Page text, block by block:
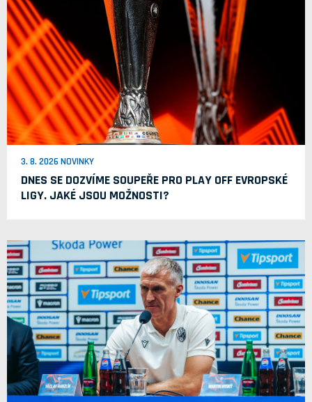
3. 8. 2026 NOVINKY
DNES SE DOZVÍME SOUPEŘE PRO PLAY OFF EVROPSKÉ
LIGY. JAKÉ JSOU MOŽNOSTI?